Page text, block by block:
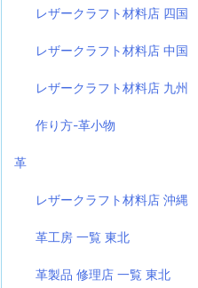
レザークラフト材料店 四国
レザークラフト材料店 中国
レザークラフト材料店 九州
作り方-革小物
革
レザークラフト材料店 沖縄
革工房 一覧 東北
革製品 修理店 一覧 東北